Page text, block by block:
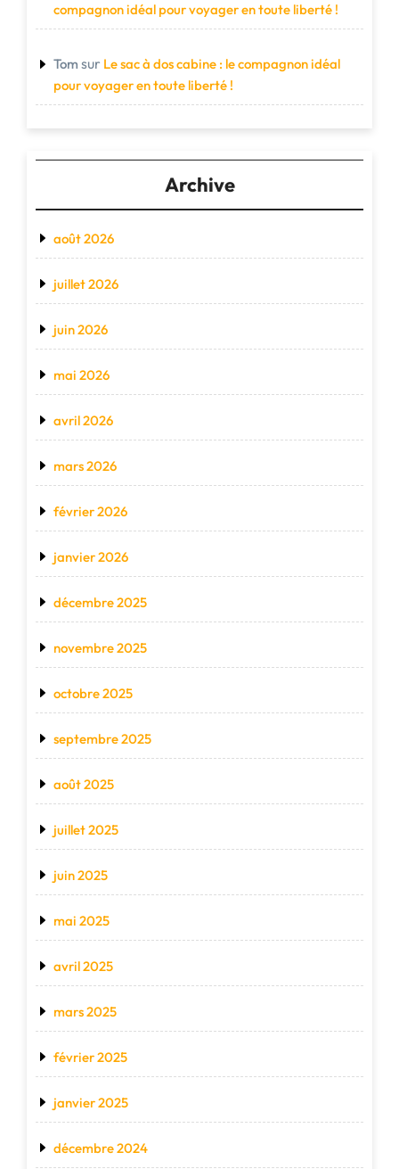
compagnon idéal pour voyager en toute liberté !
Tom sur Le sac à dos cabine : le compagnon idéal
pour voyager en toute liberté !
Archive
août 2026
juillet 2026
juin 2026
mai 2026
avril 2026
mars 2026
février 2026
janvier 2026
décembre 2025
novembre 2025
octobre 2025
septembre 2025
août 2025
juillet 2025
juin 2025
mai 2025
avril 2025
mars 2025
février 2025
janvier 2025
décembre 2024